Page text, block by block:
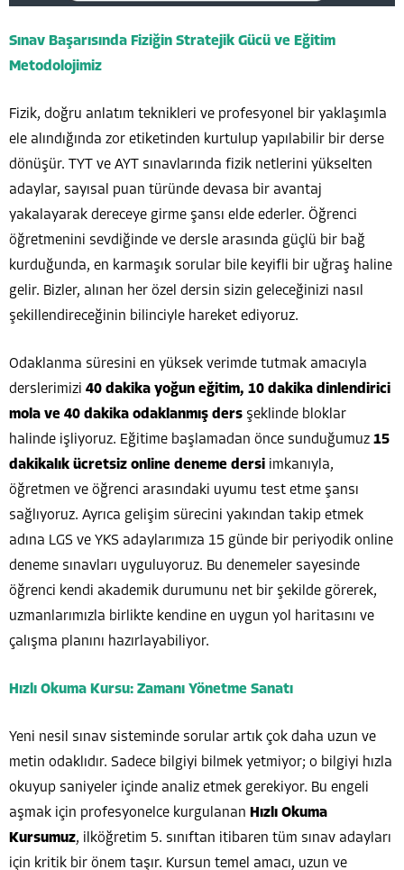
Sınav Başarısında Fiziğin Stratejik Gücü ve Eğitim
Metodolojimiz
Fizik, doğru anlatım teknikleri ve profesyonel bir yaklaşımla
ele alındığında zor etiketinden kurtulup yapılabilir bir derse
dönüşür. TYT ve AYT sınavlarında fizik netlerini yükselten
adaylar, sayısal puan türünde devasa bir avantaj
yakalayarak dereceye girme şansı elde ederler. Öğrenci
öğretmenini sevdiğinde ve dersle arasında güçlü bir bağ
kurduğunda, en karmaşık sorular bile keyifli bir uğraş haline
gelir. Bizler, alınan her özel dersin sizin geleceğinizi nasıl
şekillendireceğinin bilinciyle hareket ediyoruz.
Odaklanma süresini en yüksek verimde tutmak amacıyla
derslerimizi 40 dakika yoğun eğitim, 10 dakika dinlendirici
mola ve 40 dakika odaklanmış ders şeklinde bloklar
halinde işliyoruz. Eğitime başlamadan önce sunduğumuz 15
dakikalık ücretsiz online deneme dersi imkanıyla,
öğretmen ve öğrenci arasındaki uyumu test etme şansı
sağlıyoruz. Ayrıca gelişim sürecini yakından takip etmek
adına LGS ve YKS adaylarımıza 15 günde bir periyodik online
deneme sınavları uyguluyoruz. Bu denemeler sayesinde
öğrenci kendi akademik durumunu net bir şekilde görerek,
uzmanlarımızla birlikte kendine en uygun yol haritasını ve
çalışma planını hazırlayabiliyor.
Hızlı Okuma Kursu: Zamanı Yönetme Sanatı
Yeni nesil sınav sisteminde sorular artık çok daha uzun ve
metin odaklıdır. Sadece bilgiyi bilmek yetmiyor; o bilgiyi hızla
okuyup saniyeler içinde analiz etmek gerekiyor. Bu engeli
aşmak için profesyonelce kurgulanan Hızlı Okuma
Kursumuz, ilköğretim 5. sınıftan itibaren tüm sınav adayları
için kritik bir önem taşır. Kursun temel amacı, uzun ve